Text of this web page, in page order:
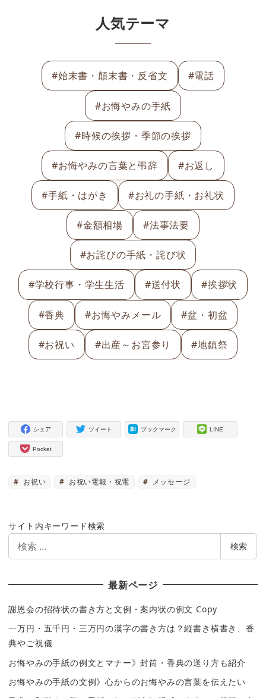
人気テーマ
#始末書・顛末書・反省文 #電話
#お悔やみの手紙
#時候の挨拶・季節の挨拶
#お悔やみの言葉と弔辞 #お返し
#手紙・はがき #お礼の手紙・お礼状
#金額相場 #法事法要
#お詫びの手紙・詫び状
#学校行事・学生生活 #送付状 #挨拶状
#香典 #お悔やみメール #盆・初盆
#お祝い #出産～お宮参り #地鎮祭
シェア ツイート ブックマーク LINE
Pocket
お祝い お祝い電報・祝電 メッセージ
サイト内キーワード検索
索
検索
最新ページ
謝恩会の招待状の書き方と文例・案内状の例文 Copy
一万円・五千円・三万円の漢字の書き方は？縦書き横書き、香
典やご祝儀
お悔やみの手紙の例文とマナー》封筒・香典の送り方も紹介
お悔やみの手紙の文例》心からのお悔やみの言葉を伝えたい